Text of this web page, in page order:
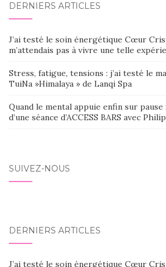
DERNIERS ARTICLES
J’ai testé le soin énergétique Cœur
m’attendais pas à vivre une telle
Stress, fatigue, tensions : j’ai testé le
TuiNa »Himalaya » de Lanqi Spa
Quand le mental appuie enfin sur
d’une séance d’ACCESS BARS avec
SUIVEZ-NOUS
DERNIERS ARTICLES
J’ai testé le soin énergétique Cœur